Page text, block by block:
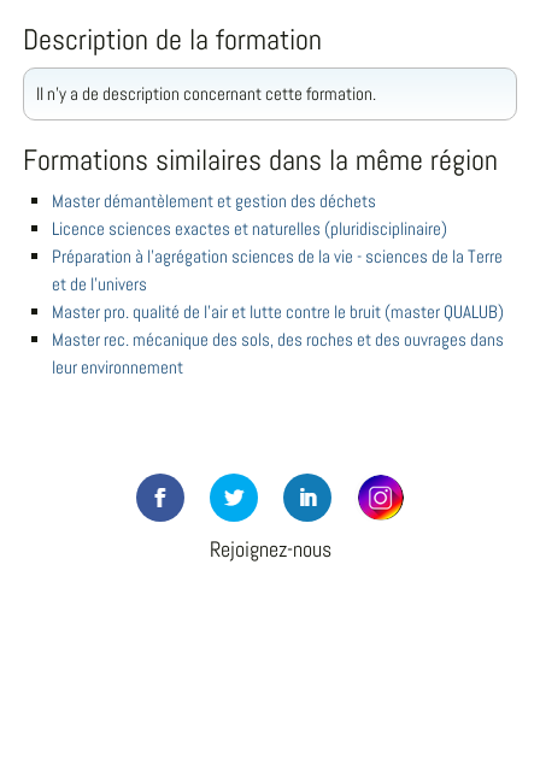
Description de la formation
Il n'y a de description concernant cette formation.
Formations similaires dans la même région
Master démantèlement et gestion des déchets
Licence sciences exactes et naturelles (pluridisciplinaire)
Préparation à l'agrégation sciences de la vie - sciences de la Terre
et de l'univers
Master pro. qualité de l'air et lutte contre le bruit (master QUALUB)
Master rec. mécanique des sols, des roches et des ouvrages dans
leur environnement
Rejoignez-nous